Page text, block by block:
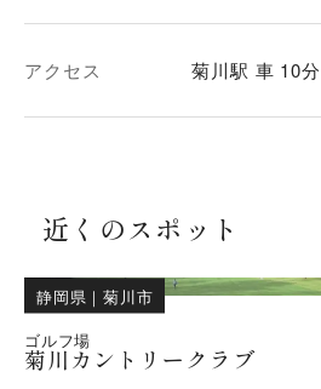
アクセス 菊川駅 車 10分
近くのスポット
静岡県 ｜菊川市
ゴルフ場
菊川カントリークラブ